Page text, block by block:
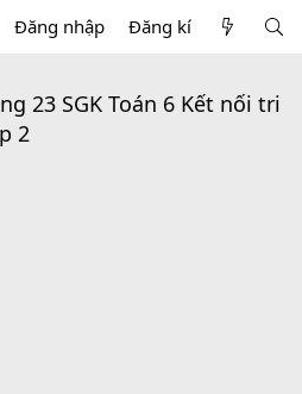
Đăng nhập Đăng kí
23 SGK Toán 6 Kết nối tri
2